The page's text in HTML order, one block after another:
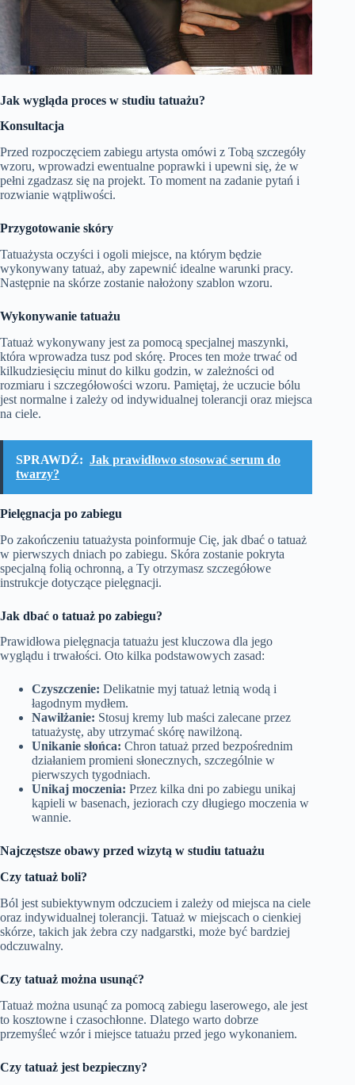
Jak wygląda proces w studiu tatuażu?
Konsultacja
Przed rozpoczęciem zabiegu artysta omówi z Tobą szczegóły
wzoru, wprowadzi ewentualne poprawki i upewni się, że w
pełni zgadzasz się na projekt. To moment na zadanie pytań i
rozwianie wątpliwości.
Przygotowanie skóry
Tatuażysta oczyści i ogoli miejsce, na którym będzie
wykonywany tatuaż, aby zapewnić idealne warunki pracy.
Następnie na skórze zostanie nałożony szablon wzoru.
Wykonywanie tatuażu
Tatuaż wykonywany jest za pomocą specjalnej maszynki,
która wprowadza tusz pod skórę. Proces ten może trwać od
kilkudziesięciu minut do kilku godzin, w zależności od
rozmiaru i szczegółowości wzoru. Pamiętaj, że uczucie bólu
jest normalne i zależy od indywidualnej tolerancji oraz miejsca
na ciele.
SPRAWDŹ: Jak prawidłowo stosować serum do
twarzy?
Pielęgnacja po zabiegu
Po zakończeniu tatuażysta poinformuje Cię, jak dbać o tatuaż
w pierwszych dniach po zabiegu. Skóra zostanie pokryta
specjalną folią ochronną, a Ty otrzymasz szczegółowe
instrukcje dotyczące pielęgnacji.
Jak dbać o tatuaż po zabiegu?
Prawidłowa pielęgnacja tatuażu jest kluczowa dla jego
wyglądu i trwałości. Oto kilka podstawowych zasad:
Czyszczenie: Delikatnie myj tatuaż letnią wodą i
łagodnym mydłem.
Nawilżanie: Stosuj kremy lub maści zalecane przez
tatuażystę, aby utrzymać skórę nawilżoną.
Unikanie słońca: Chron tatuaż przed bezpośrednim
działaniem promieni słonecznych, szczególnie w
pierwszych tygodniach.
Unikaj moczenia: Przez kilka dni po zabiegu unikaj
kąpieli w basenach, jeziorach czy długiego moczenia w
wannie.
Najczęstsze obawy przed wizytą w studiu tatuażu
Czy tatuaż boli?
Ból jest subiektywnym odczuciem i zależy od miejsca na ciele
oraz indywidualnej tolerancji. Tatuaż w miejscach o cienkiej
skórze, takich jak żebra czy nadgarstki, może być bardziej
odczuwalny.
Czy tatuaż można usunąć?
Tatuaż można usunąć za pomocą zabiegu laserowego, ale jest
to kosztowne i czasochłonne. Dlatego warto dobrze
przemyśleć wzór i miejsce tatuażu przed jego wykonaniem.
Czy tatuaż jest bezpieczny?